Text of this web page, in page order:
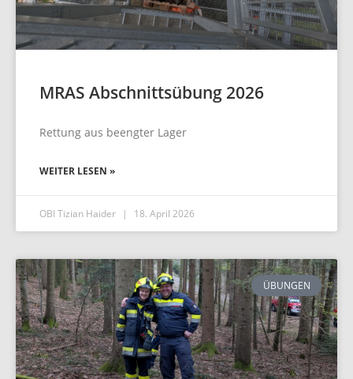
MRAS Abschnittsübung 2026
Rettung aus beengter Lager
WEITER LESEN »
OBI Tizian Haider 18. April 2026
ÜBUNGEN